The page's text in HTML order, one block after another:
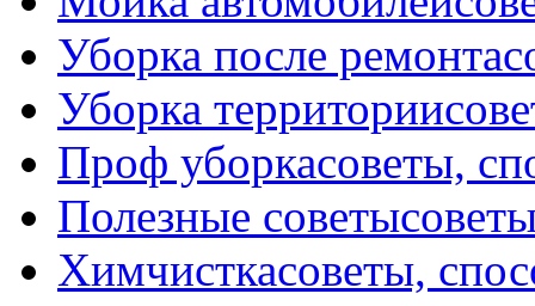
Уборка после ремонта
Уборка территории
Проф уборкасоветы,
Полезные советы
Химчисткасоветы,